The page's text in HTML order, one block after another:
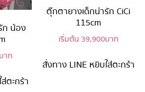
ก น้อง
บาท
ตะกร้า
ตุ๊กตายางเด็กน่ารัก CiCi
115cm
เริ่มต้น 39,900บาท
สั่งทาง LINE หยิบใส่ตะกร้า